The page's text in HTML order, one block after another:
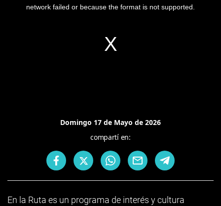
network failed or because the format is not supported.
Domingo 17 de Mayo de 2026
compartí en:
En la Ruta es un programa de interés y cultura